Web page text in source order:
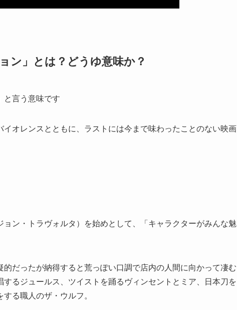
ン」とは？どうゆ意味か？
と言う意味です
オレンスとともに、ラストには今まで味わったことのない映画
ン・トラヴォルタ）を始めとして、「キャラクターがみんな魅
だったが納得すると荒っぽい口調で店内の人間に向かって凄む
るジュールス、ツイストを踊るヴィンセントとミア、日本刀を
る職人のザ・ウルフ。